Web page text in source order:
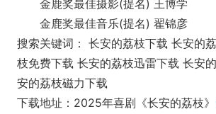
金鹿奖最佳摄影(提名) 王博学
金鹿奖最佳音乐(提名) 翟锦彦
搜索关键词： 长安的荔枝下载 长安的
枝免费下载 长安的荔枝迅雷下载 长安
安的荔枝磁力下载
下载地址：2025年喜剧《长安的荔枝》